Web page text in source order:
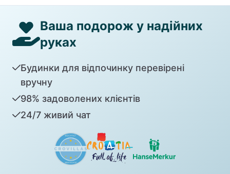
Ваша подорож у надійних
руках
Будинки для відпочинку перевірені
вручну
98% задоволених клієнтів
24/7 живий чат